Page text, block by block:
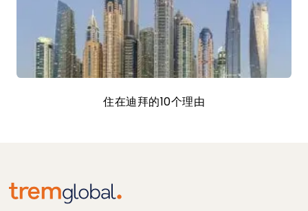
住在迪拜的10个理由